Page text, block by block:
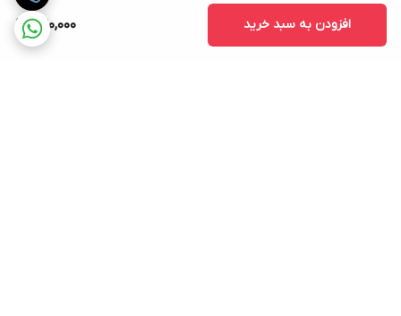
1,190,000 افزودن به سبد خرید